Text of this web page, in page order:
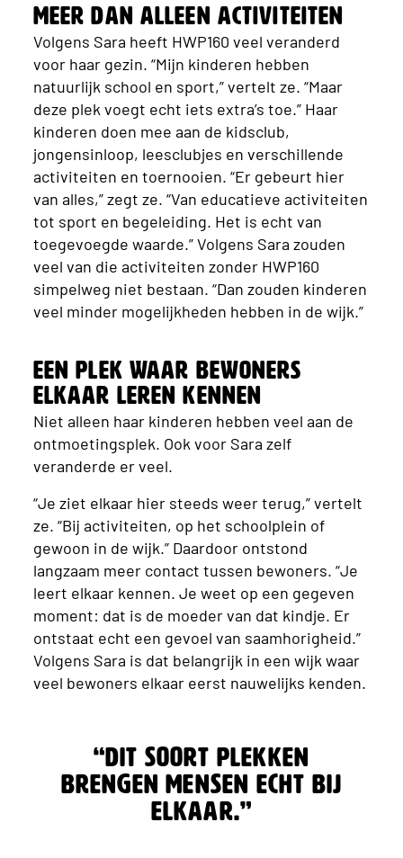
Meer dan alleen activiteiten
Volgens Sara heeft HWP160 veel veranderd
voor haar gezin. “Mijn kinderen hebben
natuurlijk school en sport,” vertelt ze. “Maar
deze plek voegt echt iets extra’s toe.” Haar
kinderen doen mee aan de kidsclub,
jongensinloop, leesclubjes en verschillende
activiteiten en toernooien. “Er gebeurt hier
van alles,” zegt ze. “Van educatieve activiteiten
tot sport en begeleiding. Het is echt van
toegevoegde waarde.” Volgens Sara zouden
veel van die activiteiten zonder HWP160
simpelweg niet bestaan. “Dan zouden kinderen
veel minder mogelijkheden hebben in de wijk.”
Een plek waar bewoners
elkaar leren kennen
Niet alleen haar kinderen hebben veel aan de
ontmoetingsplek. Ook voor Sara zelf
veranderde er veel.
“Je ziet elkaar hier steeds weer terug,” vertelt
ze. “Bij activiteiten, op het schoolplein of
gewoon in de wijk.” Daardoor ontstond
langzaam meer contact tussen bewoners. “Je
leert elkaar kennen. Je weet op een gegeven
moment: dat is de moeder van dat kindje. Er
ontstaat echt een gevoel van saamhorigheid.”
Volgens Sara is dat belangrijk in een wijk waar
veel bewoners elkaar eerst nauwelijks kenden.
“Dit soort plekken
brengen mensen echt bij
elkaar.”